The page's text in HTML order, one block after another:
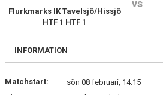
DOKUMENT
KONTAKT
Flurkmarks IK Tavelsjö/Hissjö
HTF 1 HTF 1
vs
INFORMATION
Matchstart:
sön 08 februari, 14:15